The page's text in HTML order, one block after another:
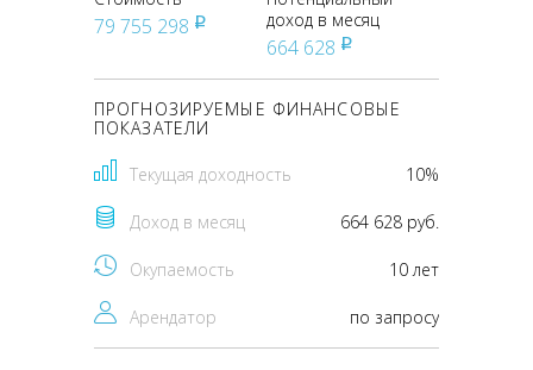
79 755 298 pуб
доход в месяц
664 628 pуб
ПРОГНОЗИРУЕМЫЕ ФИНАНСОВЫЕ
ПОКАЗАТЕЛИ
Текущая доходность 10%
Доход в месяц 664 628 руб.
Окупаемость 10 лет
Арендатор по запросу